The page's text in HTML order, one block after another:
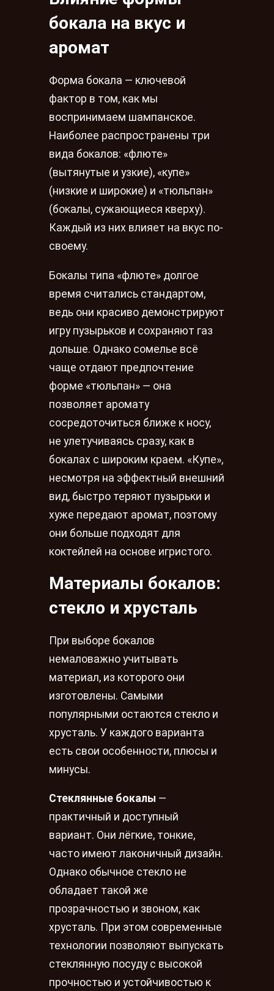
бокала на вкус и
аромат
Форма бокала — ключевой
фактор в том, как мы
воспринимаем шампанское.
Наиболее распространены три
вида бокалов: «флюте»
(вытянутые и узкие), «купе»
(низкие и широкие) и «тюльпан»
(бокалы, сужающиеся кверху).
Каждый из них влияет на вкус по-
своему.
Бокалы типа «флюте» долгое
время считались стандартом,
ведь они красиво демонстрируют
игру пузырьков и сохраняют газ
дольше. Однако сомелье всё
чаще отдают предпочтение
форме «тюльпан» — она
позволяет аромату
сосредоточиться ближе к носу,
не улетучиваясь сразу, как в
бокалах с широким краем. «Купе»,
несмотря на эффектный внешний
вид, быстро теряют пузырьки и
хуже передают аромат, поэтому
они больше подходят для
коктейлей на основе игристого.
Материалы бокалов:
стекло и хрусталь
При выборе бокалов
немаловажно учитывать
материал, из которого они
изготовлены. Самыми
популярными остаются стекло и
хрусталь. У каждого варианта
есть свои особенности, плюсы и
минусы.
Стеклянные бокалы —
практичный и доступный
вариант. Они лёгкие, тонкие,
часто имеют лаконичный дизайн.
Однако обычное стекло не
обладает такой же
прозрачностью и звоном, как
хрусталь. При этом современные
технологии позволяют выпускать
стеклянную посуду с высокой
прочностью и устойчивостью к